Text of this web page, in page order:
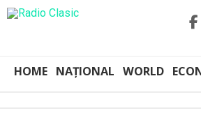
HOME NAȚIONAL WORLD